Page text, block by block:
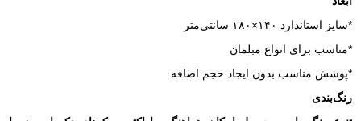
*سایز استاندارد ۱۴۰×۱۸۰ سانتی‌متر
*مناسب برای انواع مبلمان
*پوشش مناسب بدون ایجاد حجم اضافه
رنگ‌بندی